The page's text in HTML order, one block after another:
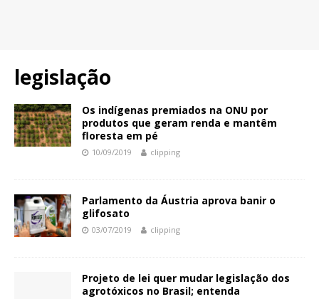
legislação
Os indígenas premiados na ONU por
produtos que geram renda e mantêm
floresta em pé
10/09/2019 clipping
Parlamento da Áustria aprova banir o
glifosato
03/07/2019 clipping
Projeto de lei quer mudar legislação dos
agrotóxicos no Brasil; entenda